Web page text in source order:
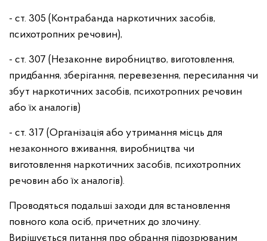
- ст. 305 (Контрабанда наркотичних засобів,
психотропних речовин),
- ст. 307 (Незаконне виробництво, виготовлення,
придбання, зберігання, перевезення, пересилання чи
збут наркотичних засобів, психотропних речовин
або їх аналогів)
- ст. 317 (Організація або утримання місць для
незаконного вживання, виробництва чи
виготовлення наркотичних засобів, психотропних
речовин або їх аналогів).
Проводяться подальші заходи для встановлення
повного кола осіб, причетних до злочину.
Вирішується питання про обрання підозрюваним